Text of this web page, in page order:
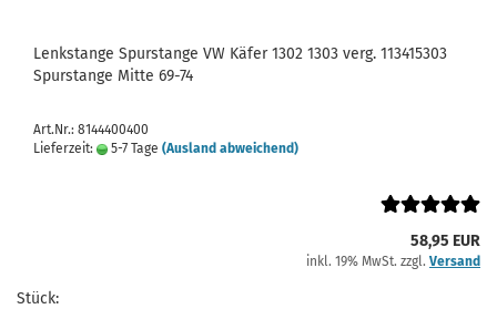
Lenkstange Spurstange VW Käfer 1302 1303 verg. 113415303
Spurstange Mitte 69-74
Art.Nr.: 8144400400
Lieferzeit:
5-7 Tage (Ausland abweichend)
58,95 EUR
inkl. 19% MwSt. zzgl. Versand
Stück: